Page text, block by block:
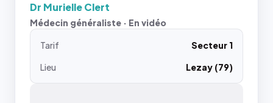
Dr Murielle Clert
Médecin généraliste · En vidéo
Tarif
Secteur 1
Lieu
Lezay (79)